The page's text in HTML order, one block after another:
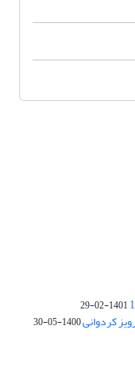
1401-02-29
کردوانی1400-05-30